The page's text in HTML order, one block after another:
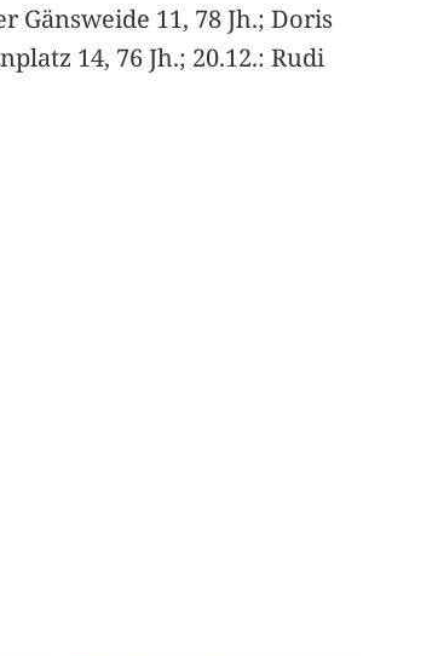
Gänsweide 11, 78 Jh.; Doris
14, 76 Jh.; 20.12.: Rudi